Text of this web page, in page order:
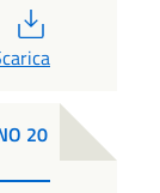
20